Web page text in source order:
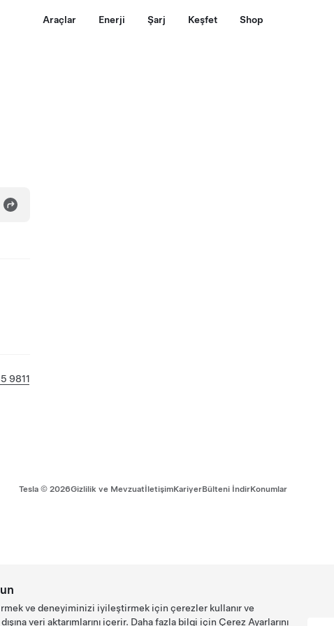
Araçlar Enerji Şarj Keşfet Shop
9811
Tesla © 2026Gizlilik ve MevzuatİletişimKariyerBülteni İndirKonumlar
ve deneyiminizi iyileştirmek için çerezler kullanır ve
veri aktarımlarını içerir. Daha fazla bilgi için Çerez Ayarlarını